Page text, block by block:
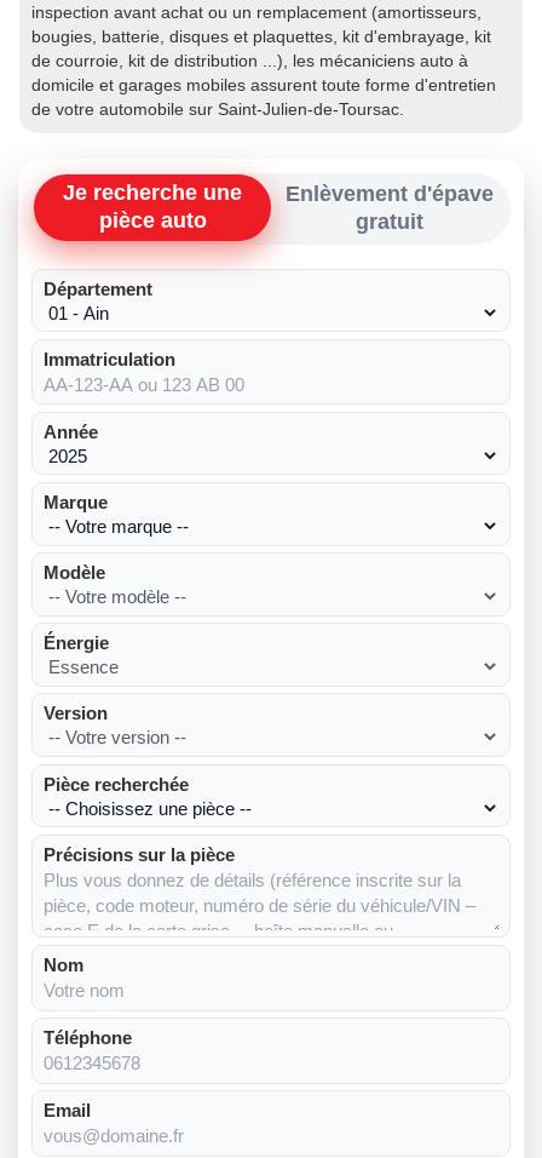
inspection avant achat ou un remplacement (amortisseurs,
bougies, batterie, disques et plaquettes, kit d'embrayage, kit
de courroie, kit de distribution ...), les mécaniciens auto à
domicile et garages mobiles assurent toute forme d'entretien
de votre automobile sur Saint-Julien-de-Toursac.
Je recherche une
pièce auto
Enlèvement d'épave
gratuit
Département
Immatriculation
Année
Marque
Modèle
Énergie
Version
Pièce recherchée
Précisions sur la pièce
Nom
Téléphone
Email